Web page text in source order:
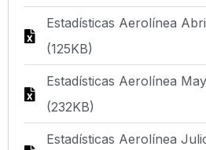
Estadísticas Aerolínea
(125KB)
Estadísticas Aerolínea
(232KB)
Estadísticas Aerolínea